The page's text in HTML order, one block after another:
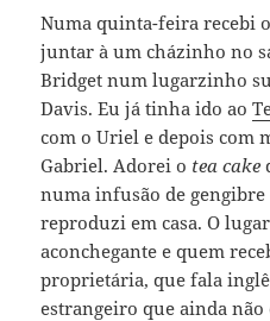
Numa quinta-feira recebi
juntar à um cházinho no
Bridget num lugarzinho
Davis. Eu já tinha ido ao
com o Uriel e depois com
Gabriel. Adorei o tea cake
numa infusão de
reproduzi em casa. O
aconchegante e quem
proprietária, que fala
estrangeiro que ainda